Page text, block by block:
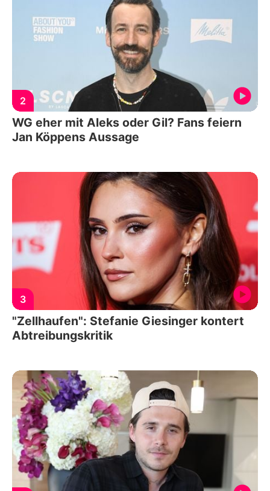
2
WG eher mit Aleks oder Gil? Fans feiern
Jan Köppens Aussage
3
"Zellhaufen": Stefanie Giesinger kontert
Abtreibungskritik